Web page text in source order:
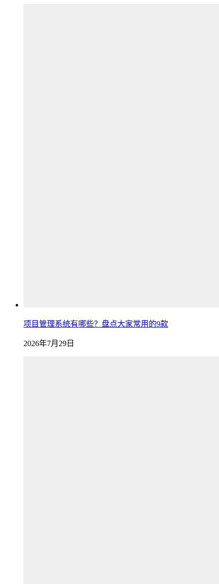
项目管理系统有哪些？盘点大家常用的9款
2026年7月29日